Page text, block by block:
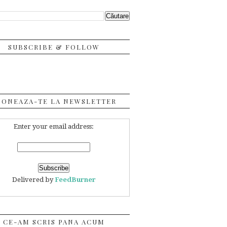
SUBSCRIBE & FOLLOW
TE LA NEWSLETTER
Enter your email address:
Delivered byFeedBurner
CE-AM SCRIS PANA ACUM